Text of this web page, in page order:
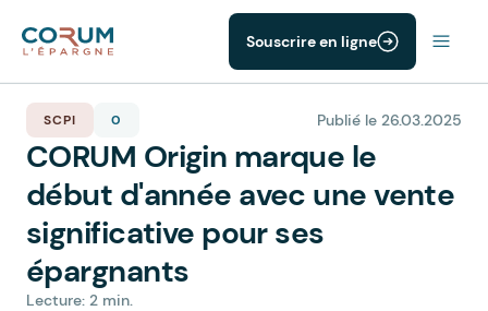
Souscrire en ligne
SCPI 0 Publié le 26.03.2025
CORUM Origin marque le
début d'année avec une vente
significative pour ses
épargnants
Lecture: 2 min.